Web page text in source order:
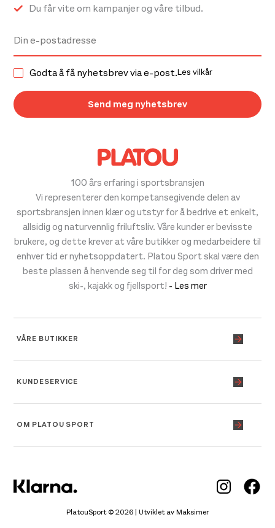
100 års erfaring i sportsbransjen
Vi representerer den kompetansegivende delen av
sportsbransjen innen klær og utstyr for å bedrive et enkelt,
allsidig og naturvennlig friluftsliv. Våre kunder er bevisste
brukere, og dette krever at våre butikker og medarbeidere til
enhver tid er nyhetsoppdatert. Platou Sport skal være den
beste plassen å henvende seg til for deg som driver med
ski-, kajakk og fjellsport! - Les mer
VÅRE BUTIKKER
KUNDESERVICE
OM PLATOU SPORT
Du får vite om kampanjer og våre tilbud.
Godta å få nyhetsbrev via e-post.Les vilkår
PlatouSport © 2026 | Utviklet avMaksimer